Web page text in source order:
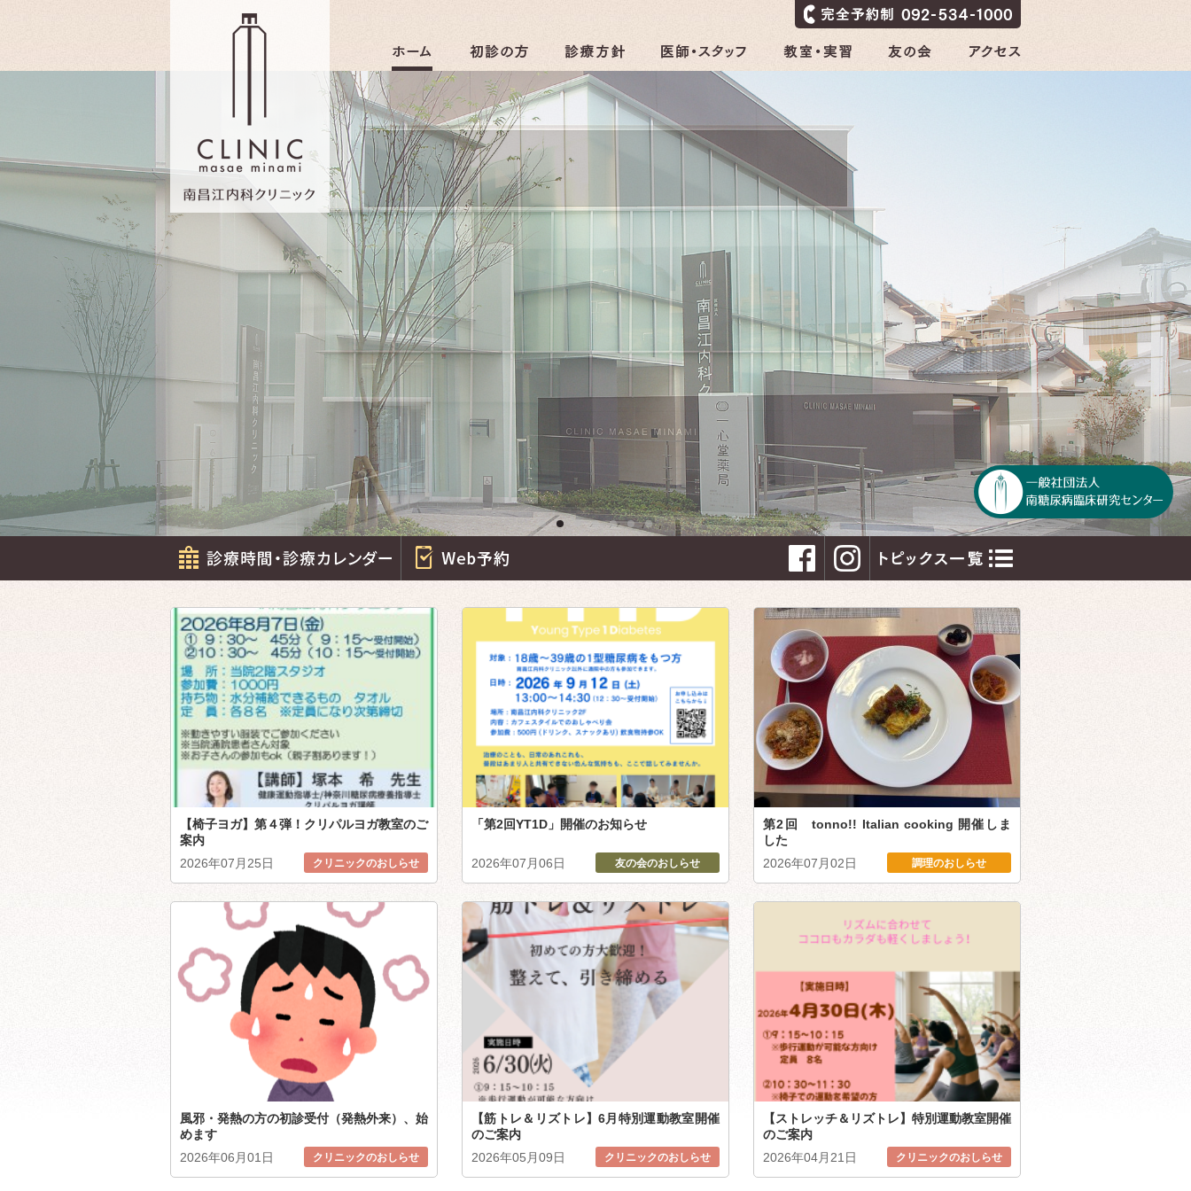
診療時間・診療カレンダー
【椅子ヨガ】第４弾！クリパルヨガ教室のご
案内
2026年07月25日
クリニックのおしらせ
「第2回YT1D」開催のお知らせ
2026年07月06日 友の会のおしらせ
第2回 tonno!! Italian cooking 開催しま
した
2026年07月02日
調理のおしらせ
風邪・発熱の方の初診受付（発熱外来）、始
めます
2026年06月01日
クリニックのおしらせ
【筋トレ＆リズトレ】6月特別運動教室開催
のご案内
2026年05月09日
クリニックのおしらせ
【ストレッチ＆リズトレ】特別運動教室開催
のご案内
2026年04月21日
クリニックのおしらせ